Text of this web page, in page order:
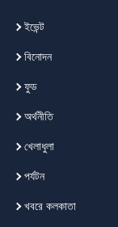
ইভেন্ট
বিনোদন
ফুড
অর্থনীতি
খেলাধুলা
পর্যটন
খবরে কলকাতা